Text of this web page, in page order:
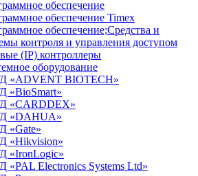
обеспечение
обеспечение Timex
обеспечение;Средства и
контроля и управления доступом
(IP) контроллеры
оборудование
«ADVENT BIOTECH»
«BioSmart»
«CARDDEX»
«DAHUA»
«Gate»
«Hikvision»
«IronLogic»
«PAL Electronics Systems Ltd»